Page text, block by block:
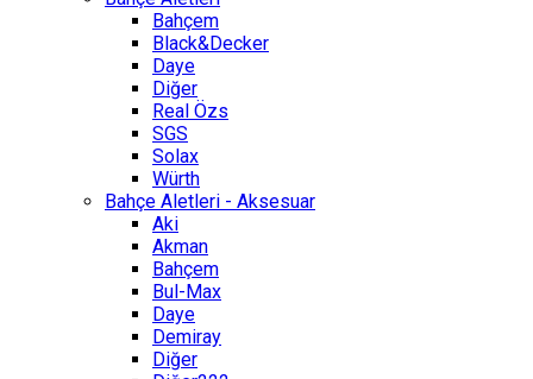
Bahçem
Black&Decker
Daye
Diğer
Real Özs
SGS
Solax
Würth
Bahçe Aletleri - Aksesuar
Aki
Akman
Bahçem
Bul-Max
Daye
Demiray
Diğer